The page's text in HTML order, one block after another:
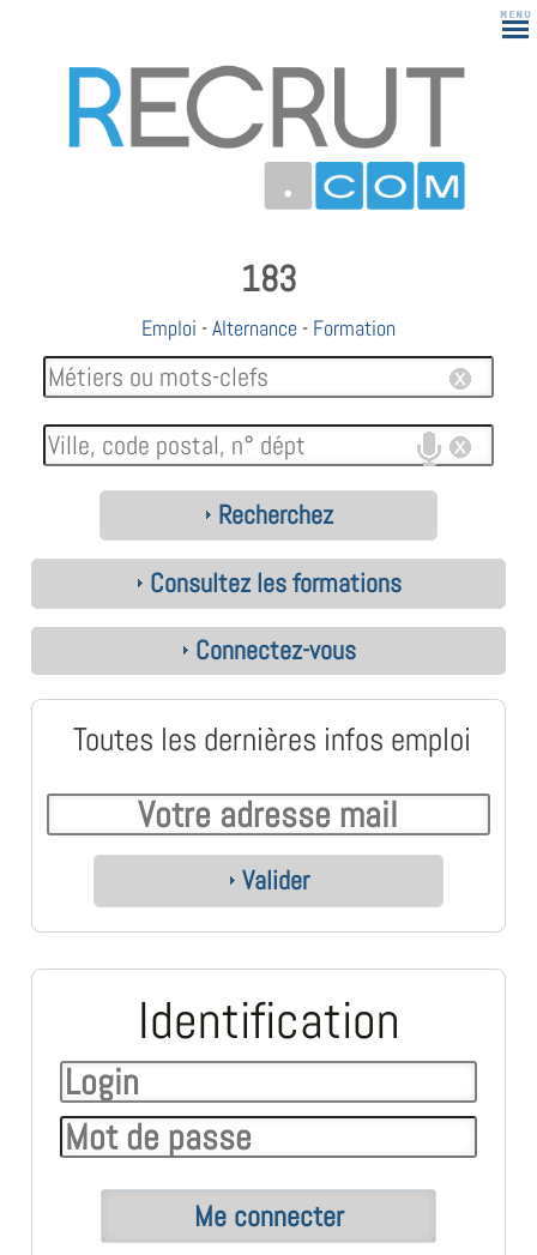
183
Emploi -Alternance - Formation
Recherchez
Consultez les formations
Connectez-vous
Toutes les dernières infos emploi
Valider
Identification